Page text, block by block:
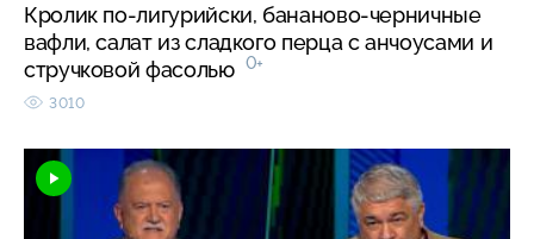
Кролик по-лигурийски, бананово-черничные
вафли, салат из сладкого перца с анчоусами и
стручковой фасолью 0+
3010